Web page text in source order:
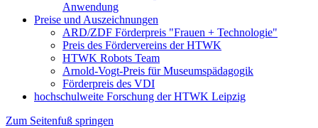
Anwendung
Preise und Auszeichnungen
ARD/ZDF Förderpreis "Frauen + Technologie"
Preis des Fördervereins der HTWK
HTWK Robots Team
Arnold-Vogt-Preis für Museumspädagogik
Förderpreis des VDI
hochschulweite Forschung der HTWK Leipzig
Zum Seitenfuß springen